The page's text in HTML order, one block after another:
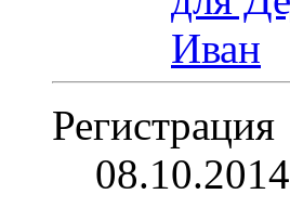
Регистрация
08.10.2014